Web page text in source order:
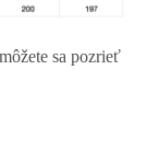
sa pozrieť